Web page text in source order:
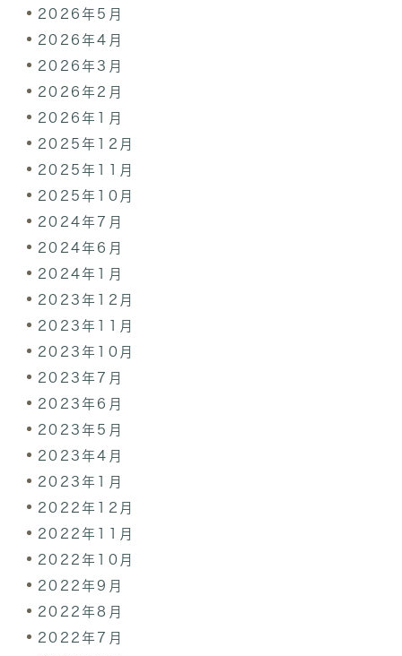
2026年5月
2026年4月
2026年3月
2026年2月
2026年1月
2025年12月
2025年11月
2025年10月
2024年7月
2024年6月
2024年1月
2023年12月
2023年11月
2023年10月
2023年7月
2023年6月
2023年5月
2023年4月
2023年1月
2022年12月
2022年11月
2022年10月
2022年9月
2022年8月
2022年7月